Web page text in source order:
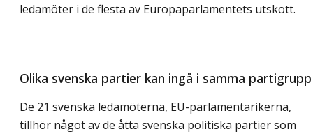
ledamöter i de flesta av Europaparlamentets utskott.
Olika svenska partier kan ingå i samma partigrupp
De 21 svenska ledamöterna, EU-parlamentarikerna,
tillhör något av de åtta svenska politiska partier som